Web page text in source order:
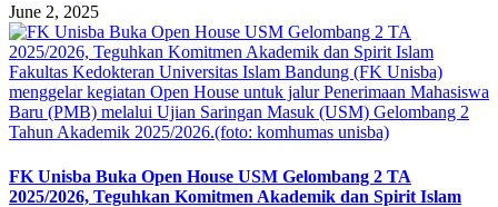
June 2, 2025
Fakultas Kedokteran Universitas Islam Bandung (FK Unisba)
menggelar kegiatan Open House untuk jalur Penerimaan Mahasiswa
Baru (PMB) melalui Ujian Saringan Masuk (USM) Gelombang 2
Tahun Akademik 2025/2026.(foto: komhumas unisba)
FK Unisba Buka Open House USM Gelombang 2 TA
2025/2026, Teguhkan Komitmen Akademik dan Spirit Islam